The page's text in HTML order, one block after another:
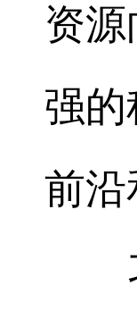
资
强
前沿
习